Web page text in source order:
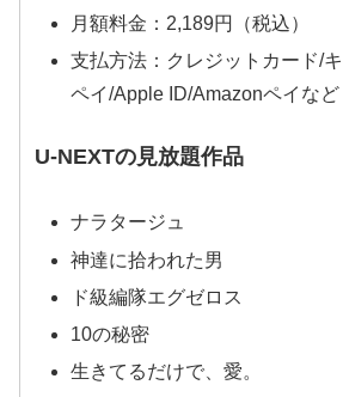
月額料金：2,189円（税込）
支払方法：クレジットカード/
ペイ/Apple ID/Amazonペイなど
U-NEXTの見放題作品
ナラタージュ
神達に拾われた男
ド級編隊エグゼロス
10の秘密
生きてるだけで、愛。